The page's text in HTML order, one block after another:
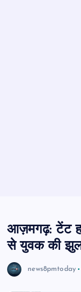
आज़मगढ़: टेंट
से युवक की
news8pmtoday